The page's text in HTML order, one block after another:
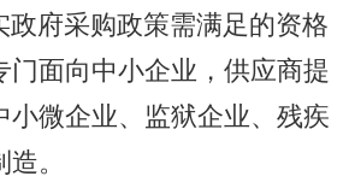
政府采购政策需满足的资格
门面向中小企业，供应商提
小微企业、监狱企业、残疾
。